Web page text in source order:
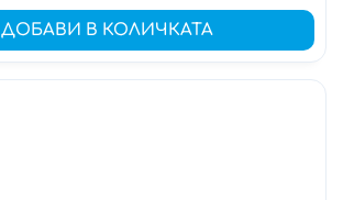
ДОБАВИ В КОЛИЧКАТА